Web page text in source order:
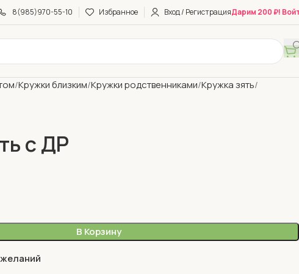
8(985)970-55-10 Избранное Вход / РегистрацияДарим 200 ₽!
Кружки близким Кружки родственниками Кружка зять
с ДР
В Корзину